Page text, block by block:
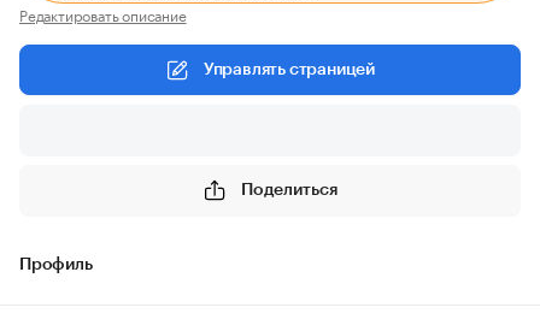
Редактировать описание
Управлять страницей
Поделиться
Профиль